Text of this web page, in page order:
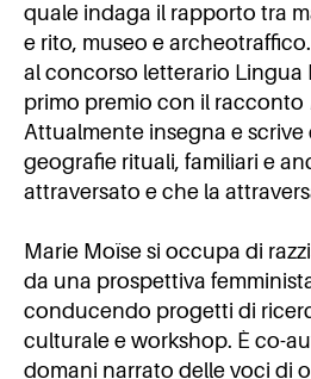
quale indaga il rapporto tra
e rito, museo e
al concorso letterario Lingua
primo premio con il racconto
Attualmente insegna e scrive
geografie rituali, familiari e
attraversato e che la
Marie Moïse si occupa di
da una prospettiva
conducendo progetti di
culturale e workshop. È co-
domani narrato delle voci di